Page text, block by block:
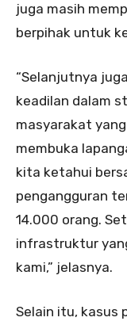
juga masih
berpihak untuk
“Selanjutnya
keadilan dalam
masyarakat
membuka
kita ketahui
pengangguran
14.000 orang.
infrastruktur
kami,” jelasnya.
Selain itu, kasus